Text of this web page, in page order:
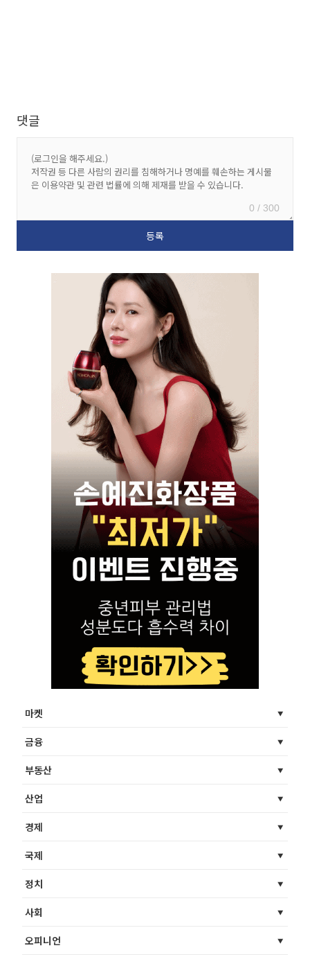
댓글
0 / 300
마켓
금융
부동산
산업
경제
국제
정치
사회
오피니언